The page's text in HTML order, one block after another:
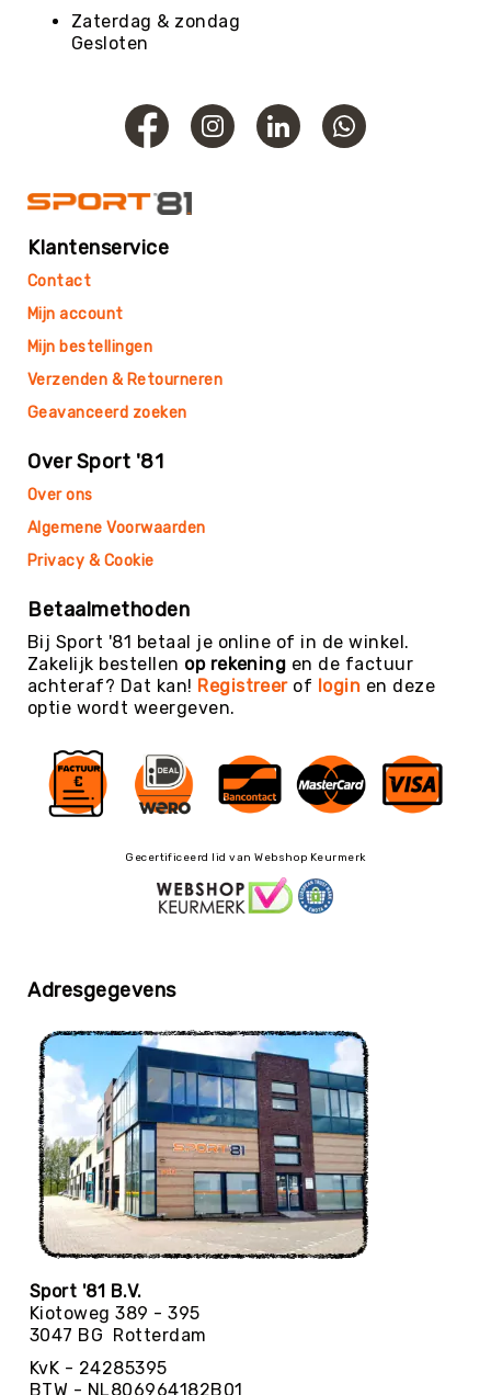
Thema's
KINDEROPVANG
Binnen
&
Rijden
Speeltafels
Pool-
Bouwen
&
Gezelschapsspelen
Huis-
Poppenhoek
Mikken
Overig
Rollen
&
Rijden
Water
Sport-
Spelpakketten
Speeltafels
Schommelen
&
Klimmen
Buiten
RECREATIE
Spelen
Zand-
Bouwen
Auto's
en
Zaterdag & zondag
Gesloten
Klantenservice
Contact
Mijn account
Mijn bestellingen
Verzenden & Retourneren
Geavanceerd zoeken
Over Sport '81
Over ons
Algemene Voorwaarden
Privacy & Cookie
Betaalmethoden
Bij Sport '81 betaal je online of in de winkel.
Zakelijk bestellen op rekening en de factuur
achteraf? Dat kan! Registreerof login en deze
optie wordt weergeven.
Gecertificeerd lid van Webshop Keurmerk
Adresgegevens
Sport '81 B.V.
Kiotoweg 389 - 395
3047 BG Rotterdam
KvK - 24285395
BTW - NL806964182B01